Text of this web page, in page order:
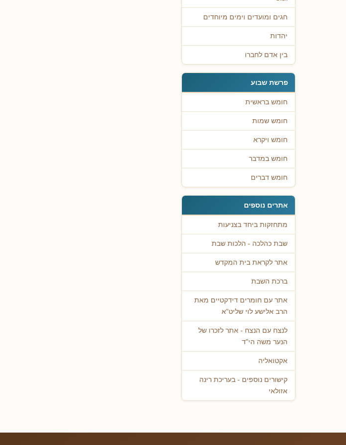
חגים ומועדים וימים מיוחדים
יהדות
בין אדם לחברו
פרשת שבוע
חומש בראשית
חומש שמות
חומש ויקרא
חומש במדבר
חומש דברים
אתרים נוספים
מתחזקות ביחד בצניעות
שבת כהלכה - הלכות שבת
אתר לקראת בית המקדש
ברכת השבת
אתר עם חומרים דידקטיים מאת
הרב אלישע לוי שליט"א
לנצח עם הנצח - אתר לזכרו של
הנער משה הי"ד
אקטואליה
קישורים נוספים - בעריכת רינה
אזולאי